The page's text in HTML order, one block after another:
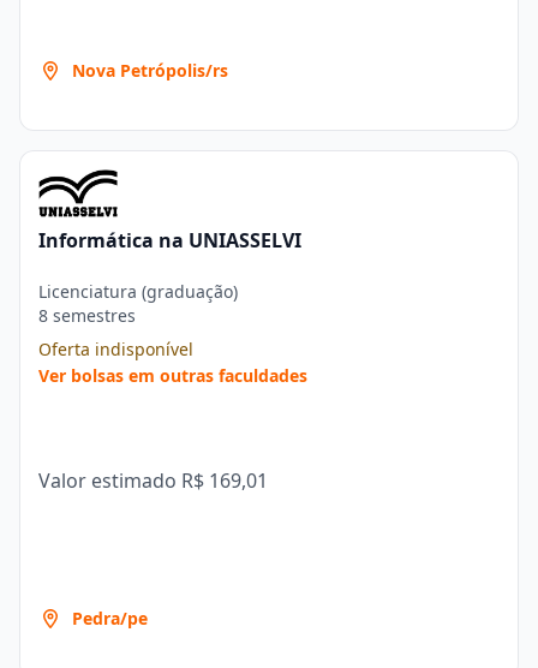
Nova Petrópolis/rs
Informática na UNIASSELVI
Licenciatura (graduação)
8 semestres
Oferta indisponível
Ver bolsas em outras faculdades
Valor estimado R$ 169,01
Pedra/pe